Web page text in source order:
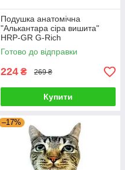
Подушка анатомічна
"Алькантара сіра вишита"
HRP-GR G-Rich
Готово до відправки
224 ₴ 269 ₴
Купити
–17%